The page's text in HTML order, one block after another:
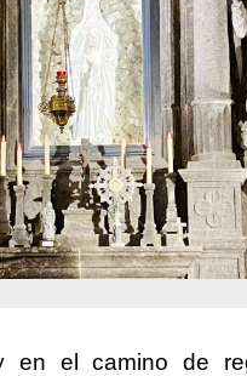
en el camino de